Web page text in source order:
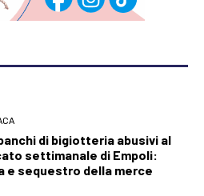
di bigiotteria abusivi al
settimanale di Empoli:
e sequestro della merce